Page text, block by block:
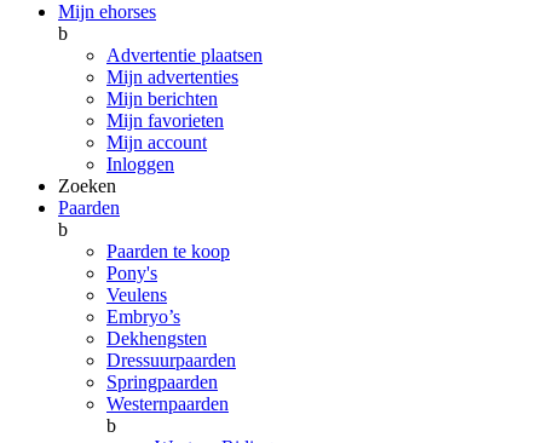
Mijn ehorses
b
Advertentie plaatsen
Mijn advertenties
Mijn berichten
Mijn favorieten
Mijn account
Inloggen
Zoeken
Paarden
b
Paarden te koop
Pony's
Veulens
Embryo’s
Dekhengsten
Dressuurpaarden
Springpaarden
Westernpaarden
b